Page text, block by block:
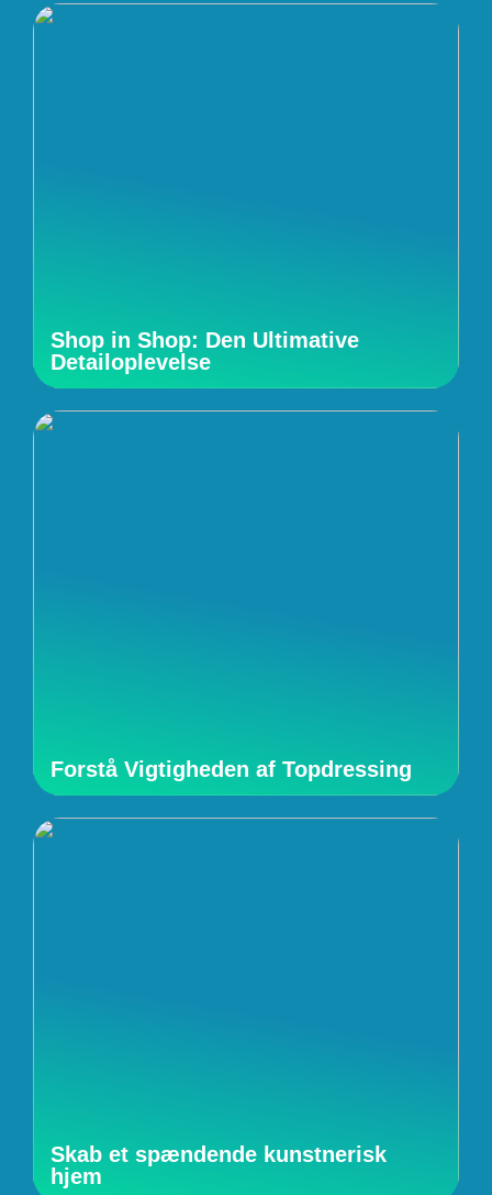
Shop in Shop: Den Ultimative
Detailoplevelse
Forstå Vigtigheden af Topdressing
Skab et spændende kunstnerisk
hjem